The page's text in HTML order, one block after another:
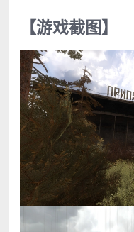
【游戏截图】